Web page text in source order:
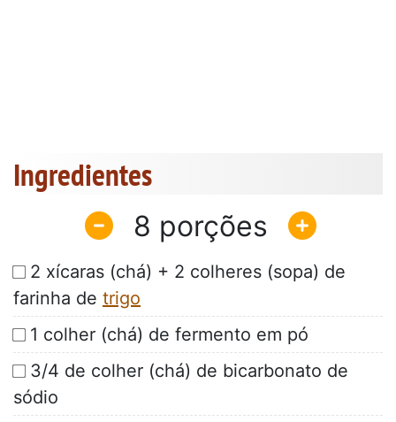
Ingredientes
8
2 xícaras (chá) + 2 colheres (sopa) de
farinha de trigo
1 colher (chá) de fermento em pó
3/4 de colher (chá) de bicarbonato de
sódio